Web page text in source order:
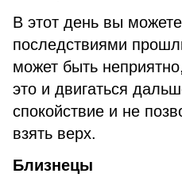
В этот день вы
последствиями
может быть
это и двигаться
спокойствие и не
взять верх.
Близнецы